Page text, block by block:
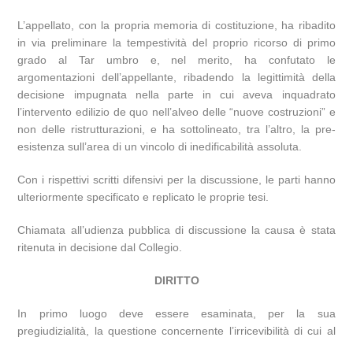
L’appellato, con la propria memoria di costituzione, ha ribadito
in via preliminare la tempestività del proprio ricorso di primo
grado al Tar umbro e, nel merito, ha confutato le
argomentazioni dell’appellante, ribadendo la legittimità della
decisione impugnata nella parte in cui aveva inquadrato
l’intervento edilizio de quo nell’alveo delle “nuove costruzioni” e
non delle ristrutturazioni, e ha sottolineato, tra l’altro, la pre-
esistenza sull’area di un vincolo di inedificabilità assoluta.
Con i rispettivi scritti difensivi per la discussione, le parti hanno
ulteriormente specificato e replicato le proprie tesi.
Chiamata all’udienza pubblica di discussione la causa è stata
ritenuta in decisione dal Collegio.
DIRITTO
In primo luogo deve essere esaminata, per la sua
pregiudizialità, la questione concernente l’irricevibilità di cui al